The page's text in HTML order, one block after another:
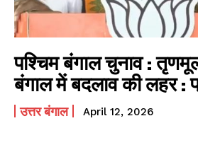
पश्चिम बंगाल चुनाव :
बंगाल में बदलाव की लहर :
उत्तर बंगाल April 12, 2026